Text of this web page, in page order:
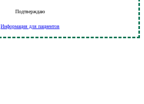
Подтверждаю
Информация для пациентов